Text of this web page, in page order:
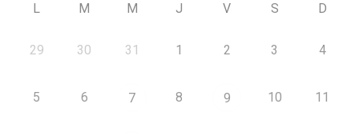
L M M J V S D
29 30 31 1 2 3 4
5 6 7 8 9 10 11